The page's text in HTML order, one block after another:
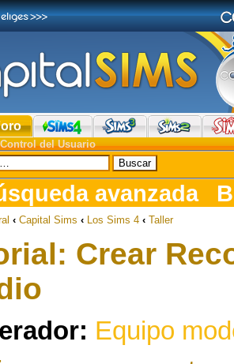
del Usuario
avanzada
‹ Capital Sims ‹ Los Sims 4 ‹ Taller
Crear
Equipo